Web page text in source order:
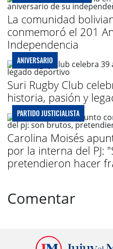
La comunidad
conmemoró el 201
Independencia
ANIVERSARIO
Suri Rugby Club
historia, pasión y
PARTIDO JUSTICIALISTA
Carolina Moisés
por la interna del PJ:
pretendieron hacer
Comentar